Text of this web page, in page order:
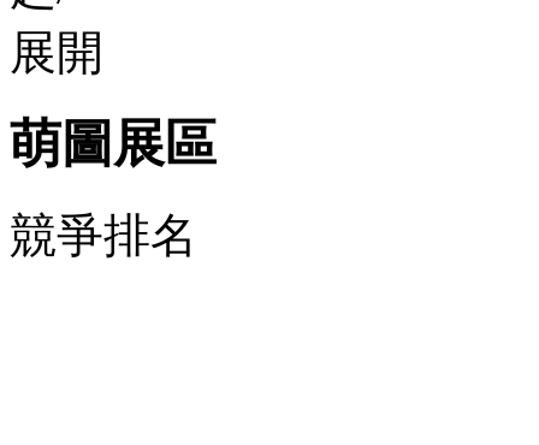
萌圖展區
競爭排名